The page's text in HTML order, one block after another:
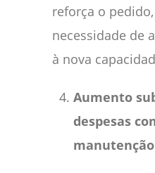
reforça o
necessidade de
à nova
Aumento
despesas